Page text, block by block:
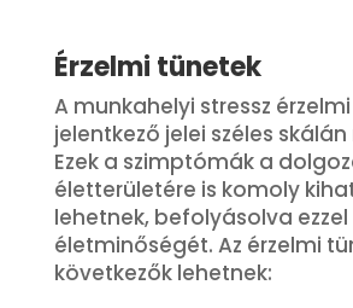
Érzelmi tünetek
A munkahelyi stressz
jelentkező jelei széles
Ezek a szimptómák a
életterületére is komoly
lehetnek, befolyásolva ezzel
életminőségét. Az érzelmi
következők lehetnek: